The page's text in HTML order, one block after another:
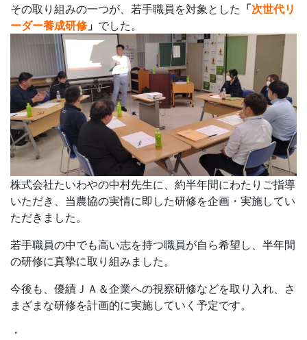
その取り組みの一つが、若手職員を対象とした 「次世代リ
ーダー養成研修 」 でした。
株式会社たいわやの中村先生に、約半年間にわたりご指導
いただき、当農協の実情に即した研修を企画・実施してい
ただきました。
若手職員の中でも高い志を持つ職員が自ら希望し、半年間
の研修に真摯に取り組みました。
今後も、優績ＪＡ＆企業への視察研修などを取り入れ、さ
まざまな研修を計画的に実施していく予定です。
・